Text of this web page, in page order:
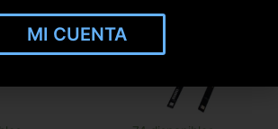
MI CUENTA